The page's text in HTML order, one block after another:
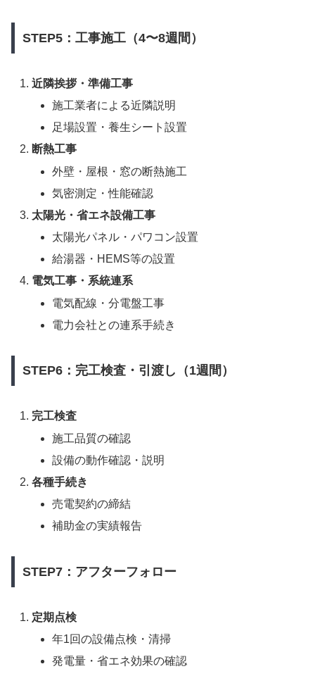
STEP5：工事施工（4〜8週間）
近隣挨拶・準備工事
施工業者による近隣説明
足場設置・養生シート設置
断熱工事
外壁・屋根・窓の断熱施工
気密測定・性能確認
太陽光・省エネ設備工事
太陽光パネル・パワコン設置
給湯器・HEMS等の設置
電気工事・系統連系
電気配線・分電盤工事
電力会社との連系手続き
STEP6：完工検査・引渡し（1週間）
完工検査
施工品質の確認
設備の動作確認・説明
各種手続き
売電契約の締結
補助金の実績報告
STEP7：アフターフォロー
定期点検
年1回の設備点検・清掃
発電量・省エネ効果の確認